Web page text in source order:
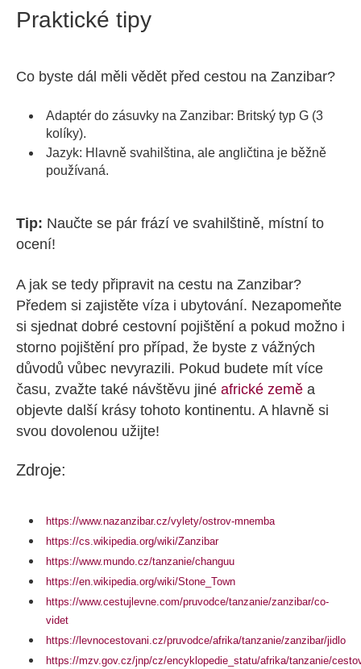
Praktické tipy
Co byste dál měli vědět před cestou na Zanzibar?
Adaptér do zásuvky na Zanzibar: Britský typ G (3
kolíky).
Jazyk: Hlavně svahilština, ale angličtina je běžně
používaná.
Tip: Naučte se pár frází ve svahilštině, místní to
ocení!
A jak se tedy připravit na cestu na Zanzibar?
Předem si zajistěte víza i ubytování. Nezapomeňte
si sjednat dobré cestovní pojištění a pokud možno i
storno pojištění pro případ, že byste z vážných
důvodů vůbec nevyrazili. Pokud budete mít více
času, zvažte také návštěvu jiné africké země a
objevte další krásy tohoto kontinentu. A hlavně si
svou dovolenou užijte!
Zdroje:
https://www.nazanzibar.cz/vylety/ostrov-mnemba
https://cs.wikipedia.org/wiki/Zanzibar
https://www.mundo.cz/tanzanie/changuu
https://en.wikipedia.org/wiki/Stone_Town
https://www.cestujlevne.com/pruvodce/tanzanie/zanzibar/co-
videt
https://levnocestovani.cz/pruvodce/afrika/tanzanie/zanzibar/jidlo
https://mzv.gov.cz/jnp/cz/encyklopedie_statu/afrika/tanzanie/